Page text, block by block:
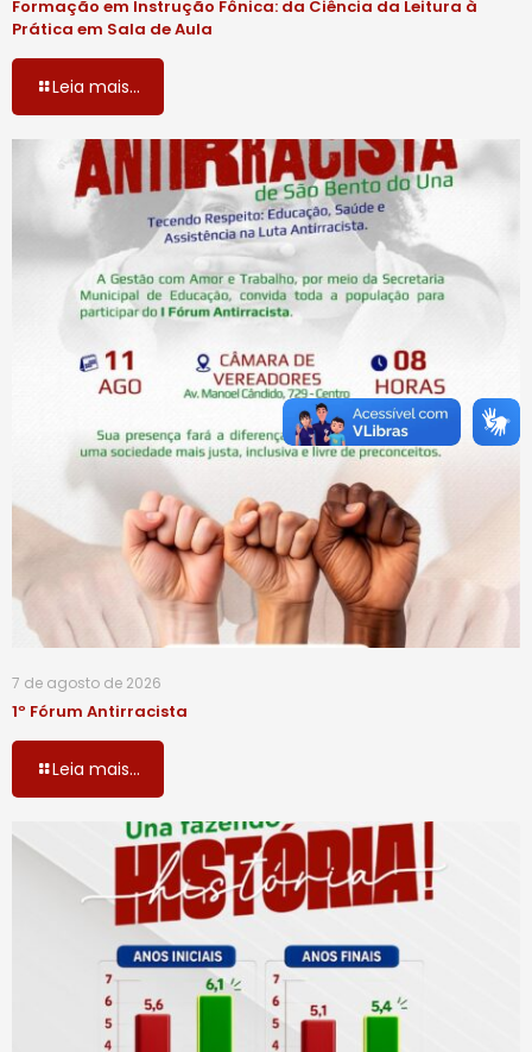
Formação em Instrução Fônica: da Ciência da Leitura à
Prática em Sala de Aula
Leia mais...
7 de agosto de 2026
1º Fórum Antirracista
Leia mais...